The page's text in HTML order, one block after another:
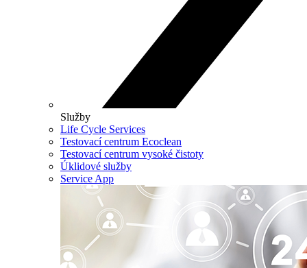
Služby
Life Cycle Services
Testovací centrum Ecoclean
Testovací centrum vysoké čistoty
Úklidové služby
Service App